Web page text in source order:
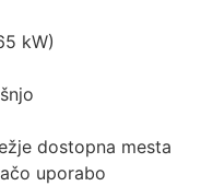
kW)
dostopna mesta
uporabo